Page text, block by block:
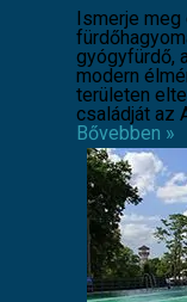
Ismerje
gyógyfürdő,
modern
területen
családját az
Bővebben »